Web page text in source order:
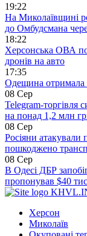
19:22
На Миколаївщині
до Омбудсмана
18:22
Херсонська ОВА
дронів на авто
17:35
Одещина отримала
08 Сер
Telegram-торгівля
на понад 1,2 млн
08 Сер
Росіяни атакували
пошкоджено
08 Сер
В Одесі ДБР
пропонував $40 тис
Херсон
Миколаїв